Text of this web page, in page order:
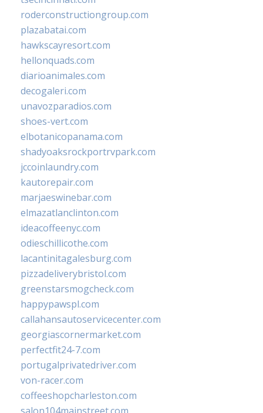
roderconstructiongroup.com
plazabatai.com
hawkscayresort.com
hellonquads.com
diarioanimales.com
decogaleri.com
unavozparadios.com
shoes-vert.com
elbotanicopanama.com
shadyoaksrockportrvpark.com
jccoinlaundry.com
kautorepair.com
marjaeswinebar.com
elmazatlanclinton.com
ideacoffeenyc.com
odieschillicothe.com
lacantinitagalesburg.com
pizzadeliverybristol.com
greenstarsmogcheck.com
happypawspl.com
callahansautoservicecenter.com
georgiascornermarket.com
perfectfit24-7.com
portugalprivatedriver.com
von-racer.com
coffeeshopcharleston.com